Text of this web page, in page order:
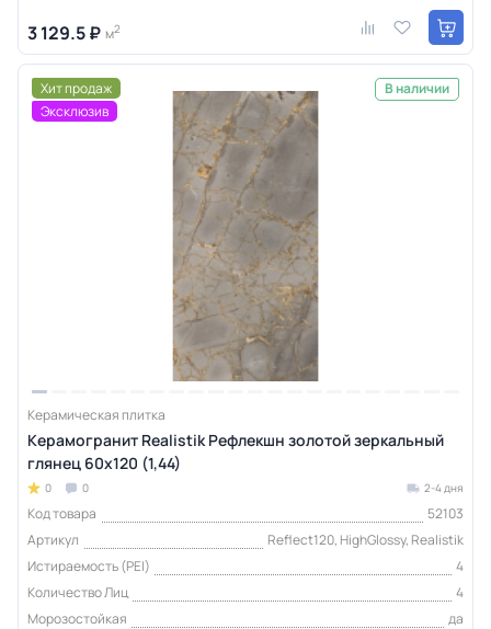
3 129.5 ₽ м2
Хит продаж
Эксклюзив
В наличии
Керамическая плитка
Керамогранит Realistik Рефлекшн золотой зеркальный
глянец 60x120 (1,44)
0 0 2-4 дня
Код товара
52103
Артикул
Reflect120, HighGlossy, Realistik
Истираемость (PEI)
4
Количество Лиц
4
Морозостойкая
да